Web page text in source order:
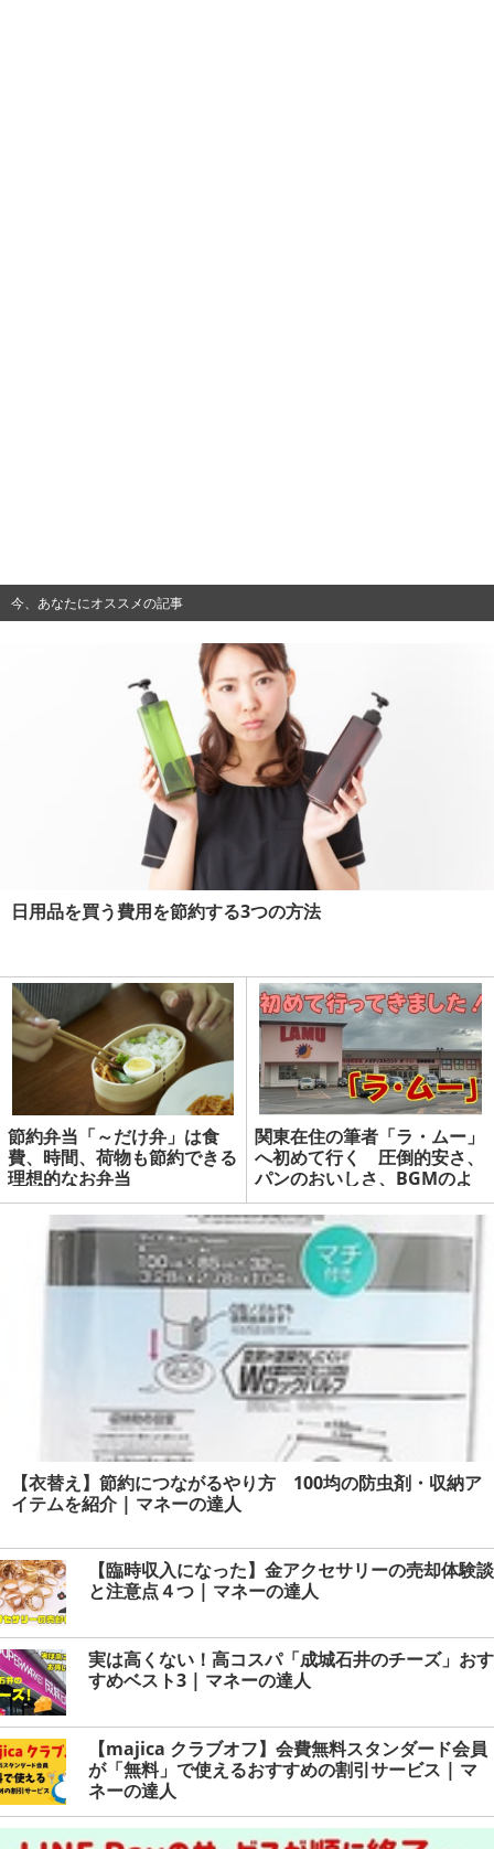
今、あなたにオススメの記事
日用品を買う費用を節約する3つの方法
節約弁当「～だけ弁」は食
費、時間、荷物も節約できる
理想的なお弁当
関東在住の筆者「ラ・ムー」
へ初めて行く 圧倒的安さ、
パンのおいしさ、BGMのよ
さに大満足 | マネーの達人
【衣替え】節約につながるやり方 100均の防虫剤・収納ア
イテムを紹介 | マネーの達人
【臨時収入になった】金アクセサリーの売却体験談
と注意点４つ | マネーの達人
実は高くない！高コスパ「成城石井のチーズ」おす
すめベスト3 | マネーの達人
【majica クラブオフ】会費無料スタンダード会員
が「無料」で使えるおすすめの割引サービス | マ
ネーの達人